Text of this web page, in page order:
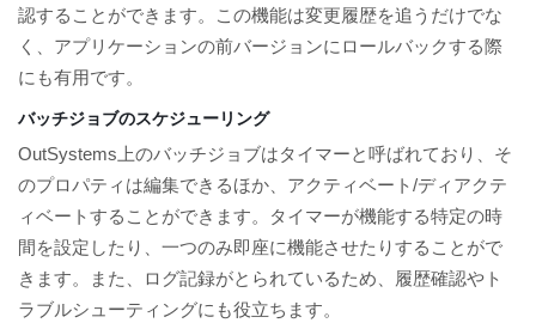
認することができます。この機能は変更履歴を追うだけでな
く、アプリケーションの前バージョンにロールバックする際
にも有用です。
バッチジョブのスケジューリング
OutSystems上のバッチジョブはタイマーと呼ばれており、そ
のプロパティは編集できるほか、アクティベート/ディアクテ
ィベートすることができます。タイマーが機能する特定の時
間を設定したり、一つのみ即座に機能させたりすることがで
きます。また、ログ記録がとられているため、履歴確認やト
ラブルシューティングにも役立ちます。